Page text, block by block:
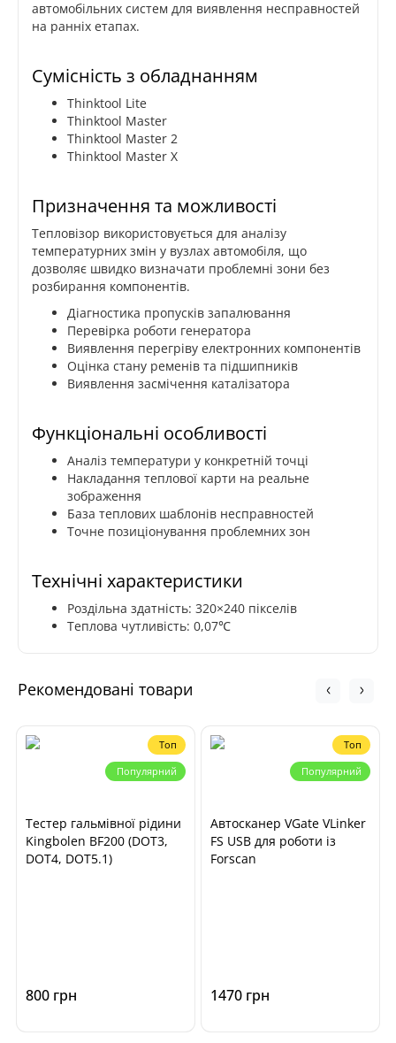
автомобільних систем для виявлення несправностей
на ранніх етапах.
Сумісність з обладнанням
Thinktool Lite
Thinktool Master
Thinktool Master 2
Thinktool Master X
Призначення та можливості
Тепловізор використовується для аналізу
температурних змін у вузлах автомобіля, що
дозволяє швидко визначати проблемні зони без
розбирання компонентів.
Діагностика пропусків запалювання
Перевірка роботи генератора
Виявлення перегріву електронних компонентів
Оцінка стану ременів та підшипників
Виявлення засмічення каталізатора
Функціональні особливості
Аналіз температури у конкретній точці
Накладання теплової карти на реальне
зображення
База теплових шаблонів несправностей
Точне позиціонування проблемних зон
Технічні характеристики
Роздільна здатність: 320×240 пікселів
Теплова чутливість: 0,07℃
Рекомендовані товари
Топ
Популярний
Тестер гальмівної рідини
Kingbolen BF200 (DOT3,
DOT4, DOT5.1)
800 грн
Топ
Популярний
Автосканер VGate VLinker
FS USB для роботи із
Forscan
1470 грн